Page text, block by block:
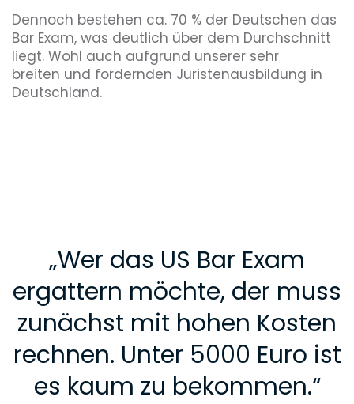
Dennoch bestehen ca. 70 % der Deutschen das
Bar Exam, was deutlich über dem Durchschnitt
liegt. Wohl auch aufgrund unserer sehr
breiten und fordernden Juristenausbildung in
Deutschland.
„Wer das US Bar Exam
ergattern möchte, der muss
zunächst mit hohen Kosten
rechnen. Unter 5000 Euro ist
es kaum zu bekommen.“